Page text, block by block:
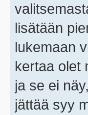
lisätään
lukemaan
kertaa olet
ja se ei
jättää syy